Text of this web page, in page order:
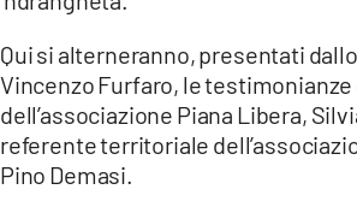
Qui si alterneranno, presentati
Vincenzo Furfaro, le
dell’associazione Piana Libera,
referente territoriale
Pino Demasi.